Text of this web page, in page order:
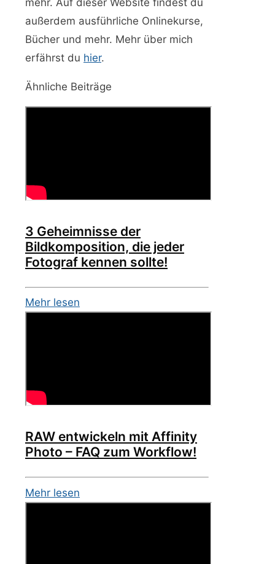
außerdem ausführliche Onlinekurse,
Bücher und mehr. Mehr über mich
erfährst du hier.
Ähnliche Beiträge
3 Geheimnisse der
Bildkomposition, die jeder
Fotograf kennen sollte!
Mehr lesen
RAW entwickeln mit Affinity
Photo – FAQ zum Workflow!
Mehr lesen